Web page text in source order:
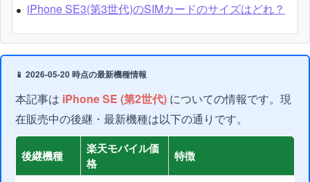
iPhone SE3(第3世代)のSIMカードのサイズはどれ？
📱 2026-05-20 時点の最新機種情報
本記事は iPhone SE (第2世代) についての情報です。現
在販売中の後継・最新機種は以下の通りです。
後継機種
楽天モバイル価
格
特徴